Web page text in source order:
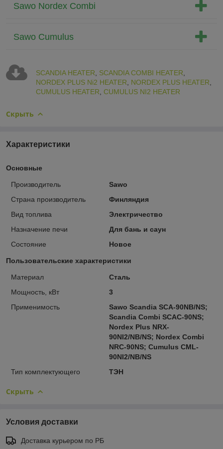
Sawo Nordex Combi
Sawo Cumulus
SCANDIA HEATER SCANDIA COMBI HEATER
NORDEX PLUS Ni2 HEATER
NORDEX PLUS HEATER
CUMULUS HEATER CUMULUS NI2 HEATER
Скрыть
Характеристики
Основные
Производитель
Sawo
Страна производитель
Финляндия
Вид топлива
Электричество
Назначение печи
Для бань и саун
Состояние
Новое
Пользовательские характеристики
Материал
Сталь
Мощность, кВт
3
Применимость
Sawo Scandia SCA-90NB/NS;
Scandia Combi SCAC-90NS;
Nordex Plus NRX-
90NI2/NB/NS; Nordex Combi
NRC-90NS; Cumulus CML-
90NI2/NB/NS
Тип комплектующего
ТЭН
Скрыть
Условия доставки
Доставка курьером по РБ